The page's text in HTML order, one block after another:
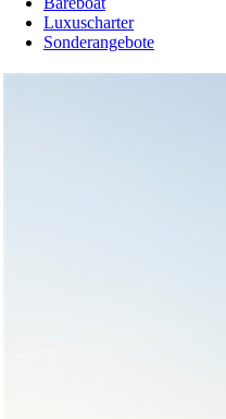
Luxuscharter
Sonderangebote